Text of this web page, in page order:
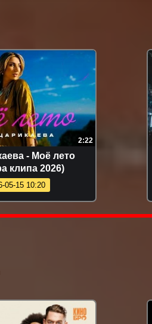
NYUSHA - Полароид